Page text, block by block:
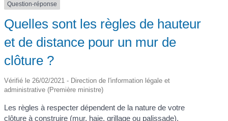
Question-réponse
Quelles sont les règles de hauteur
et de distance pour un mur de
clôture ?
Vérifié le 26/02/2021 - Direction de l'information légale et
administrative (Première ministre)
Les règles à respecter dépendent de la nature de votre
clôture à construire (mur, haie, grillage ou palissade).